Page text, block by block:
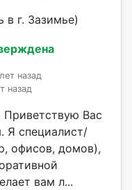
в г. Зазимье)
назад
назад
Вас
Я специалист/
офисов, домов),
вам л...